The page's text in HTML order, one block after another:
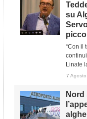
su
“Con il
Linate
7
Nord